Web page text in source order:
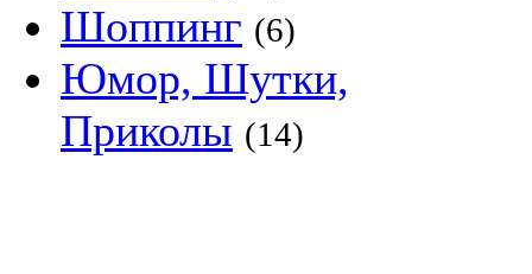
Шоппинг (6)
Юмор, Шутки,
Приколы (14)